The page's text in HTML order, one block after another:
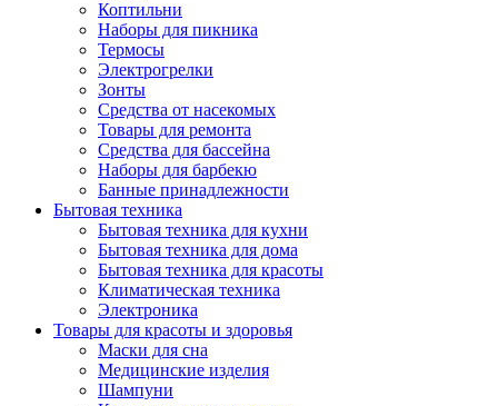
Коптильни
Наборы для пикника
Термосы
Электрогрелки
Зонты
Средства от насекомых
Товары для ремонта
Средства для бассейна
Наборы для барбекю
Банные принадлежности
Бытовая техника
Бытовая техника для кухни
Бытовая техника для дома
Бытовая техника для красоты
Климатическая техника
Электроника
Товары для красоты и здоровья
Маски для сна
Медицинские изделия
Шампуни